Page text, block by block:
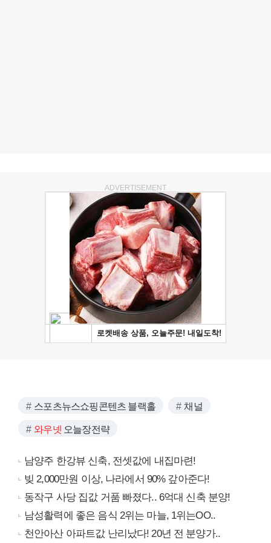
ADVERTISEMENT
스포츠뉴스쇼핑콘텐츠 블랙홀 채널
와우넷 오늘장전략
남양주 한강뷰 신축, 전셋값에 내집마련!
빚 2,000만원 이상, 나라에서 90% 갚아준다!
동작구 사당 집값 거품 빠졌다.. 6억대 신축 분양!
남성활력에 좋은 음식 2위는 마늘, 1위는OO..
천안아산 아파트값 난리났다! 20년 전 분양가..